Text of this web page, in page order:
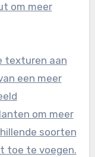
om meer
texturen aan
een meer
om meer
soorten
toe te voegen.